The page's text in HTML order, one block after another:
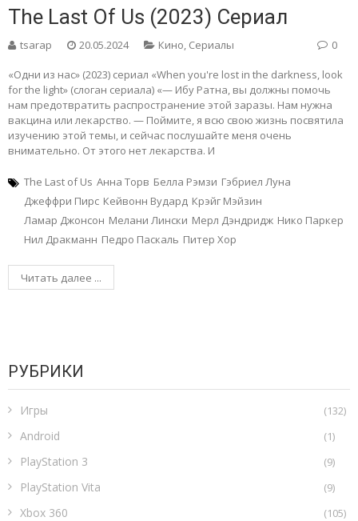
The Last Of Us (2023) Сериал
tsarap 20.05.2024 Кино, Сериалы 0
«Одни из нас» (2023) сериал «When you're lost in the darkness, look
for the light» (слоган сериала) «— Ибу Ратна, вы должны помочь
нам предотвратить распространение этой заразы. Нам нужна
вакцина или лекарство. — Поймите, я всю свою жизнь посвятила
изучению этой темы, и сейчас послушайте меня очень
внимательно. От этого нет лекарства. И
The Last of Us Анна Торв Белла Рэмзи Гэбриел Луна
Джеффри Пирс Кейвонн Вудард Крэйг Мэйзин
Ламар Джонсон Мелани Лински Мерл Дэндридж Нико Паркер
Нил Дракманн Педро Паскаль Питер Хор
Читать далее ...
РУБРИКИ
Игры (132)
Android (1)
PlayStation 3 (9)
PlayStation Vita (9)
Xbox 360 (105)